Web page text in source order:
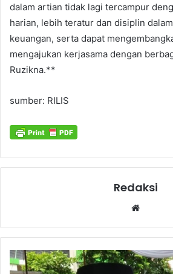
dalam artian tidak lagi tercampur
harian, lebih teratur dan disiplin
keuangan, serta dapat
mengajukan kerjasama dengan
Ruzikna.**
sumber: RILIS
Redaksi